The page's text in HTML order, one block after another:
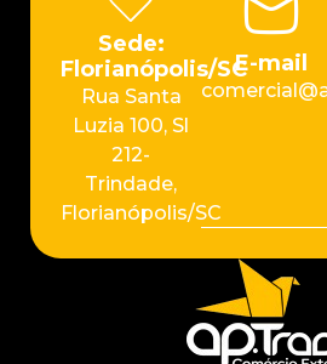
Sede:
Florianópolis/SC
Rua Santa
Luzia 100, Sl
212-
Trindade,
Florianópolis/SC
E-mail